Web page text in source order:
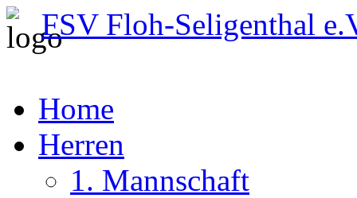
FSV Floh-Seligenthal
Home
Herren
1. Mannschaft